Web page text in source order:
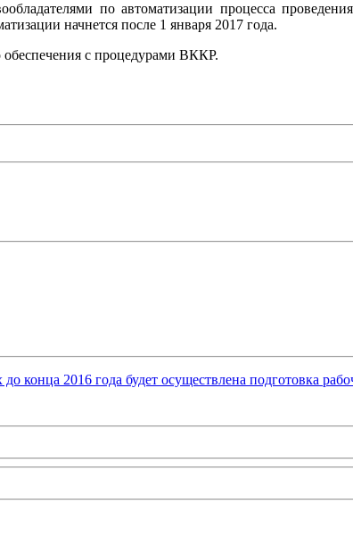
по автоматизации процесса
начнется после 1 января 2017 года.
с процедурами ВККР.
конца 2016 года будет осуществлена подготовка